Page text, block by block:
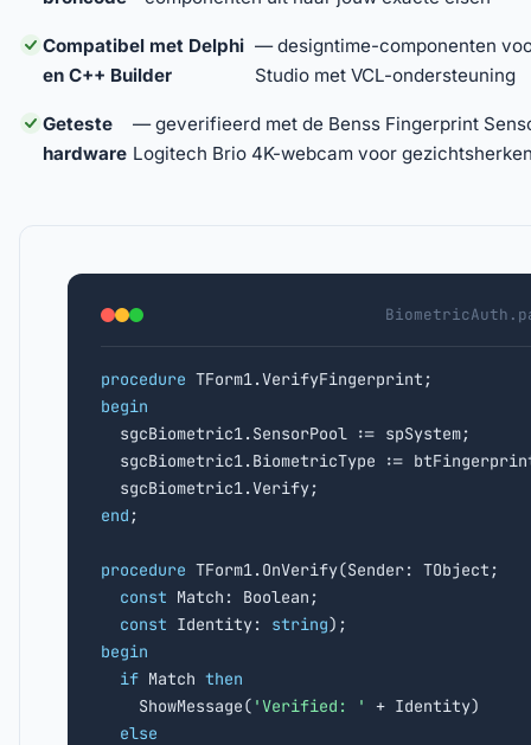
Compatibel met Delphi
en C++ Builder
— designtime-componenten
Studio met VCL-ondersteuning
Geteste
hardware
— geverifieerd met de Benss Fingerprint
Logitech Brio 4K-webcam voor
procedure
begin
sgcBiometric1.SensorPool := spSystem;
sgcBiometric1.BiometricType :=
end ;
procedure TForm1.OnVerify(Sender: TObject;
const Match: Boolean;
const Identity: string
begin
if Match then
    ShowMessage(
'Verified: '
+ Identity)
else